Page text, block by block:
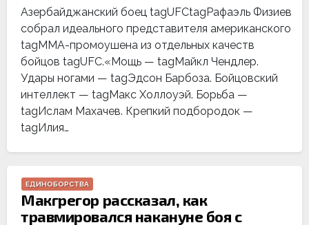
Азербайджанский боец tagUFCtagРафаэль Физиев
собрал идеального представителя американского
tagММА-промоушена из отдельных качеств
бойцов tagUFC.«Мощь — tagМайкл Чендлер.
Удары ногами — tagЭдсон Барбоза. Бойцовский
интеллект — tagМакс Холлоуэй. Борьба —
tagИслам Махачев. Крепкий подбородок —
tagИлия…
ЕДИНОБОРСТВА
Макгрегор рассказал, как
травмировался накануне боя с